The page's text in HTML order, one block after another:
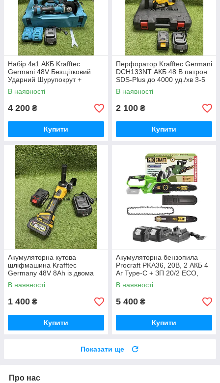
Набір 4в1 АКБ Krafftec
Germani 48V Безщітковий
Ударний Шурупокрут +
Перфоратор + Болгарка +
Гайковерт Набір 4в1
Німеччина Синій
В наявності
4 200 ₴
Купити
Перфоратор Krafftec Germani
DCH133NT АКБ 48 В патрон
SDS-Plus до 4000 уд./хв 3-5
Дж
В наявності
2 100 ₴
Купити
Акумуляторна кутова
шліфмашина Krafftec
Germany 48V 8Ah із двома
акумуляторами безщітковим
двигуном диском 125 мм БЕЗ
КЕЙСУ
В наявності
1 400 ₴
Купити
Акумуляторна бензопила
Procraft PKA36, 20В, 2 АКБ 4
Аг Type-C + ЗП 20/2 ECO,
шина 250 мм Німеччина
В наявності
5 400 ₴
Купити
Показати ще
Про нас